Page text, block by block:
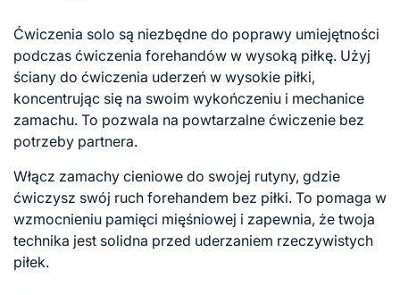
Ćwiczenia solo są niezbędne do poprawy umiejętności
podczas ćwiczenia forehandów w wysoką piłkę. Użyj
ściany do ćwiczenia uderzeń w wysokie piłki,
koncentrując się na swoim wykończeniu i mechanice
zamachu. To pozwala na powtarzalne ćwiczenie bez
potrzeby partnera.
Włącz zamachy cieniowe do swojej rutyny, gdzie
ćwiczysz swój ruch forehandem bez piłki. To pomaga w
wzmocnieniu pamięci mięśniowej i zapewnia, że twoja
technika jest solidna przed uderzaniem rzeczywistych
piłek.